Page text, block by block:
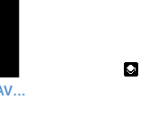
FOTOS FESTIVAL DE PRIMAVERA 2026 - 1 -